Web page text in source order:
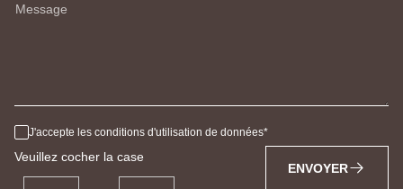
Message
J'accepte les conditions d'utilisation de données
Veuillez cocher la case
ENVOYER